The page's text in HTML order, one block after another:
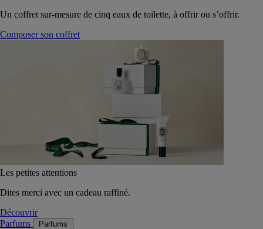
Un coffret sur-mesure de cinq eaux de toilette, à offrir ou s’offrir.
Composer son coffret
Les petites attentions
Dites merci avec un cadeau raffiné.
Découvrir
Parfums
Parfums